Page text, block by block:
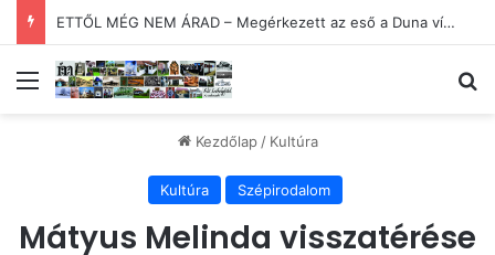
ETTŐL MÉG NEM ÁRAD – Megérkezett az eső a Duna vízgyűjtőjébe
Menü
Kezdőlap / Kultúra
Kultúra Szépirodalom
Mátyus Melinda visszatérése